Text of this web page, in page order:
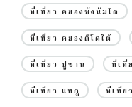
ที่เที่ยว คยองซังนัมโด
ที่เที่ยว คยองดีโดใต้
ที่เที่ยว ปูซาน ที่เที่
ที่เที่ยว แทกู ที่เที่ย